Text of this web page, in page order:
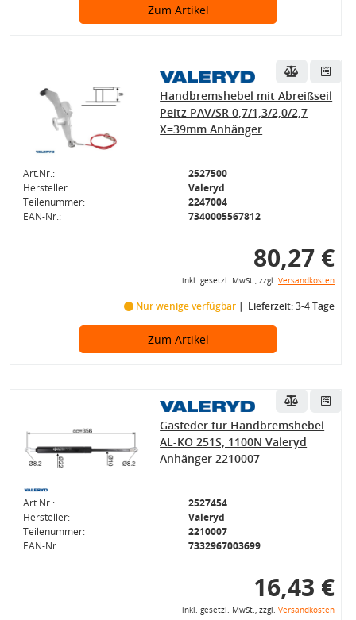
Zum Artikel
Handbremshebel mit Abreißseil
Peitz PAV/SR 0,7/1,3/2,0/2,7
X=39mm Anhänger
Art.Nr.:
2527500
Hersteller:
Valeryd
Teilenummer:
2247004
EAN-Nr.:
7340005567812
80,27 €
inkl. gesetzl. MwSt., zzgl. Versandkosten
Nur wenige verfügbar Lieferzeit: 3-4 Tage
Zum Artikel
Gasfeder für Handbremshebel
AL-KO 251S, 1100N Valeryd
Anhänger 2210007
Art.Nr.:
2527454
Hersteller:
Valeryd
Teilenummer:
2210007
EAN-Nr.:
7332967003699
16,43 €
inkl. gesetzl. MwSt., zzgl. Versandkosten